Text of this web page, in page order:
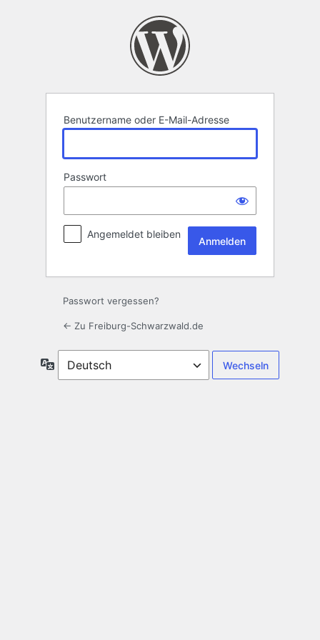
Benutzername oder E-Mail-Adresse
Passwort
Angemeldet bleiben
Passwort vergessen?
← Zu Freiburg-Schwarzwald.de
Sprache